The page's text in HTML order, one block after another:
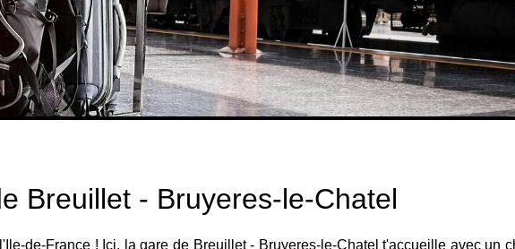
Breuillet - Bruyeres-le-Chatel
de-France ! Ici, la gare de Breuillet - Bruyeres-le-Chatel t'accueille avec un